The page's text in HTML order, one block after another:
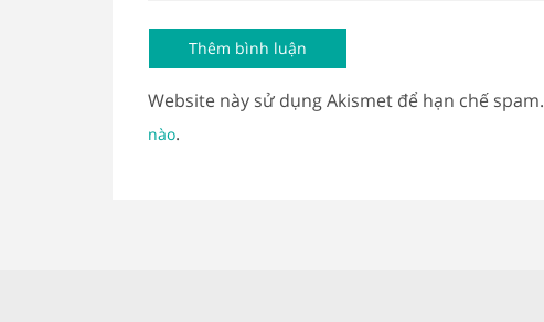
Website này sử dụng Akismet để hạn chế spam.
nào.